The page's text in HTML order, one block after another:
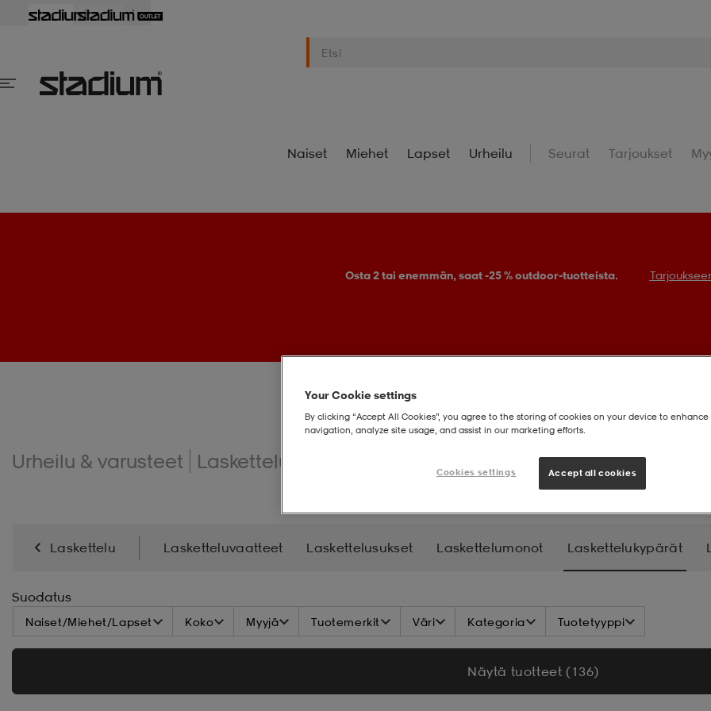
Naiset Miehet Lapset Urheilu Seurat Tarjoukset
Osta 2 tai enemmän, saat -25 % outdoor-tuotteista.
Urheilu & varusteet Laskettelu
Laskettelu Lasketteluvaatteet Laskettelusukset Laskettelumonot Laskettelukypärät
Laskettelutarvikkeet
Suodatus
Naiset/Miehet/Lapset Koko Myyjä Tuotemerkit Väri Kategoria Tuotetyyppi
Näytä tuotteet (136)
Your Cookie settings
By clicking “Accept All Cookies”, you agree to the storing of cookies on your device to enhance
navigation, analyze site usage, and assist in our marketing efforts.
Cookies settings Accept all cookies